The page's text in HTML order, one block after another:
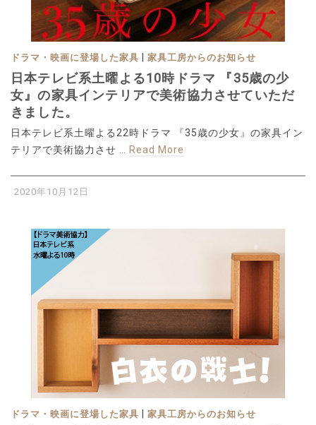
ドラマ・映画に登場した家具 家具工房からのお知らせ
日本テレビ系土曜よる10時ドラマ 『35歳の少
女』の家具インテリアで美術協力させていただ
きました。
日本テレビ系土曜よる22時ドラマ 『35歳の少女』の家具イン
テリアで美術協力させ …
Read More
2020年10月12日
ドラマ・映画に登場した家具 家具工房からのお知らせ